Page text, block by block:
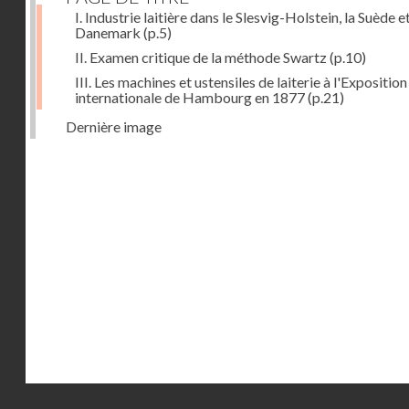
I. Industrie laitière dans le Slesvig-Holstein, la Suède
Danemark (p.5)
II. Examen critique de la méthode Swartz(p.10)
III. Les machines et ustensiles de laiterie à l'Exposition
internationale de Hambourg en 1877(p.21)
Dernière image